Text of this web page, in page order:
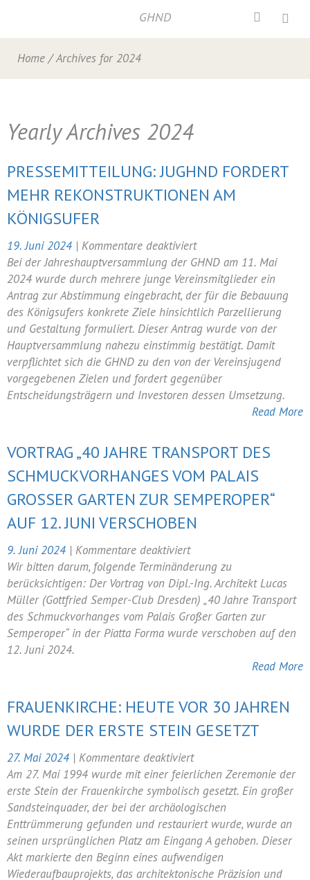
Home / Archives for 2024
Yearly Archives 2024
PRESSEMITTEILUNG: JUGHND FORDERT
MEHR REKONSTRUKTIONEN AM
KÖNIGSUFER
19. Juni 2024 | Kommentare deaktiviertfür
Pressemitteilung:
JUGHND
fordert
mehr
Rekonstruktionen
am
Königsufer
Bei der Jahreshauptversammlung der GHND am 11. Mai
2024 wurde durch mehrere junge Vereinsmitglieder ein
Antrag zur Abstimmung eingebracht, der für die Bebauung
des Königsufers konkrete Ziele hinsichtlich Parzellierung
und Gestaltung formuliert. Dieser Antrag wurde von der
Hauptversammlung nahezu einstimmig bestätigt. Damit
verpflichtet sich die GHND zu den von der Vereinsjugend
vorgegebenen Zielen und fordert gegenüber
Entscheidungsträgern und Investoren dessen Umsetzung.
Read More
VORTRAG „40 JAHRE TRANSPORT DES
SCHMUCKVORHANGES VOM PALAIS
GROSSER GARTEN ZUR SEMPEROPER“ A
UF 12. JUNI VERSCHOBEN
9. Juni 2024 | Kommentare deaktiviertfür
Vortrag
„40
Jahre
Transport
des
Großer
Garten
zur
auf
12.
Juni
verschoben
Wir bitten darum, folgende Terminänderung zu
berücksichtigen: Der Vortrag von Dipl.-Ing. Architekt Lucas
Müller (Gottfried Semper-Club Dresden) „40 Jahre Transport
des Schmuckvorhanges vom Palais Großer Garten zur
Semperoper“ in der Piatta Forma wurde verschoben auf den
12. Juni 2024.
Read More
FRAUENKIRCHE: HEUTE VOR 30 JAHREN
WURDE DER ERSTE STEIN GESETZT
27. Mai 2024 | Kommentare deaktiviertfür
Frauenkirche:
Heute
vor
30
Jahren
wurde
der
Am 27. Mai 1994 wurde mit einer feierlichen Zeremonie der
erste Stein der Frauenkirche symbolisch gesetzt. Ein großer
Sandsteinquader, der bei der archäologischen
Enttrümmerung gefunden und restauriert wurde, wurde an
seinen ursprünglichen Platz am Eingang A gehoben. Dieser
Akt markierte den Beginn eines aufwendigen
Wiederaufbauprojekts, das architektonische Präzision und
GHND